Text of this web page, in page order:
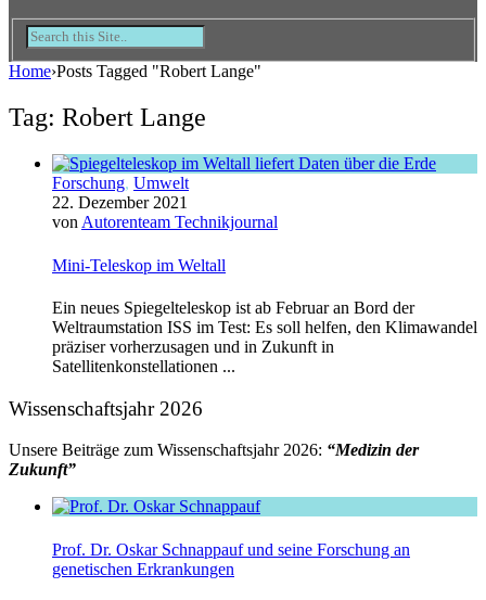
Home›Posts Tagged "Robert Lange"
Tag: Robert Lange
Forschung, Umwelt
22. Dezember 2021
von Autorenteam Technikjournal
Mini-Teleskop im Weltall
Ein neues Spiegelteleskop ist ab Februar an Bord der
Weltraumstation ISS im Test: Es soll helfen, den Klimawandel
präziser vorherzusagen und in Zukunft in
Satellitenkonstellationen ...
Wissenschaftsjahr 2026
Unsere Beiträge zum Wissenschaftsjahr 2026: “Medizin der
Zukunft”
Prof. Dr. Oskar Schnappauf und seine Forschung an
genetischen Erkrankungen